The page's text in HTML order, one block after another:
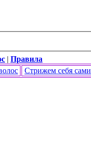
| Правила
Стрижем себя сами